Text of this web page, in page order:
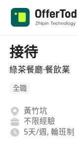
接待
綠茶餐廳·餐飲業
全職
黃竹坑
不限經驗
5天/週, 輪班制